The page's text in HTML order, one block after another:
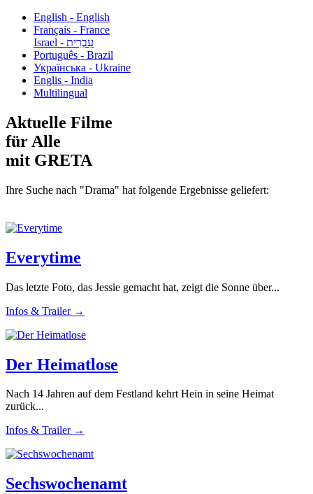
English - English
Français - France
עִבְרִית - Israel
Português - Brazil
Українська - Ukraine
Englis - India
Multilingual
Aktuelle Filme
für Alle
mit GRETA
Ihre Suche nach "Drama" hat folgende Ergebnisse geliefert:
Everytime
Das letzte Foto, das Jessie gemacht hat, zeigt die Sonne über...
Infos & Trailer →
Der Heimatlose
Nach 14 Jahren auf dem Festland kehrt Hein in seine Heimat
zurück...
Infos & Trailer →
Sechswochenamt